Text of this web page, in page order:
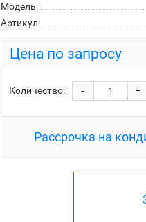
Модель:
Артикул:
Цена по запросу
Количество: +
-
Рассрочка на